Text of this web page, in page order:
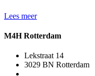
Lees meer
M4H Rotterdam
Lekstraat 14
3029 BN Rotterdam